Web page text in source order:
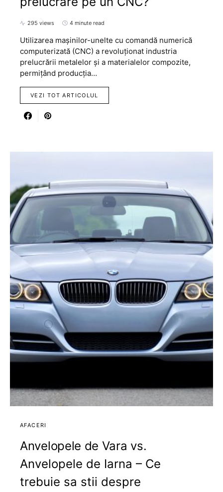
295 views 4 minute read
Utilizarea mașinilor-unelte cu comandă numerică
computerizată (CNC) a revoluționat industria
prelucrării metalelor și a materialelor compozite,
permițând producția…
VEZI TOT ARTICOLUL
AFACERI
Anvelopele de Vara vs.
Anvelopele de Iarna – Ce
trebuie sa stii despre